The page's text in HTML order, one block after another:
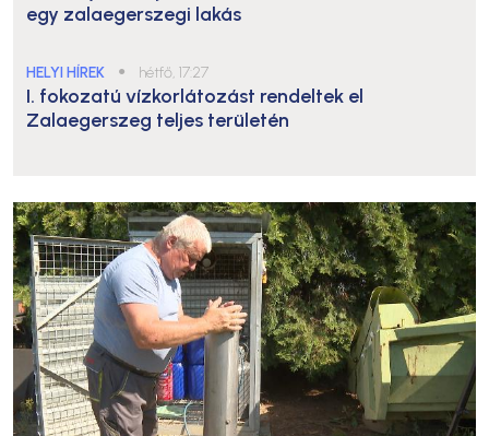
egy zalaegerszegi lakás
HELYI HÍREK ● hétfő, 17:27
I. fokozatú vízkorlátozást rendeltek el
Zalaegerszeg teljes területén